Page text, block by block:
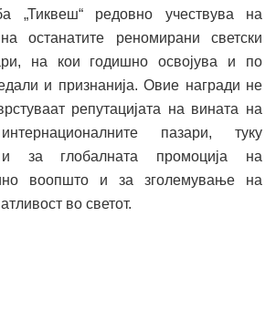
„Тиквеш“ редовно учествува на
останатите реномирани светски
на кои годишно освојува и по
и признанија. Овие награди не
репутацијата на вината на
пазари, туку
и за глобалната промоција на
воопшто и за зголемување на
во светот.